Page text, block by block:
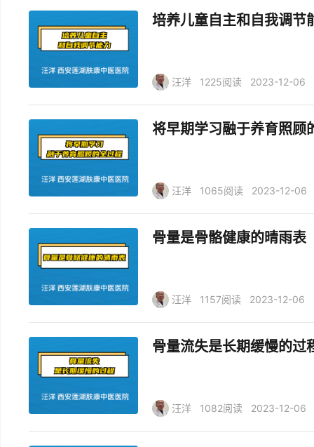
培养儿童自主和自我调节
汪洋 1225阅读 2023-12-06
将早期学习融于养育照顾
汪洋 1065阅读 2023-12-06
骨量是骨骼健康的晴雨表
汪洋 1157阅读 2023-12-06
骨量流失是长期缓慢的过
汪洋 1082阅读 2023-12-06